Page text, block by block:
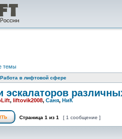
темы
Работа в лифтовой сфере
эскалаторов
, liftovik2008, Саня, НиК
Страница 1 из 1 [ 1 сообщение ]